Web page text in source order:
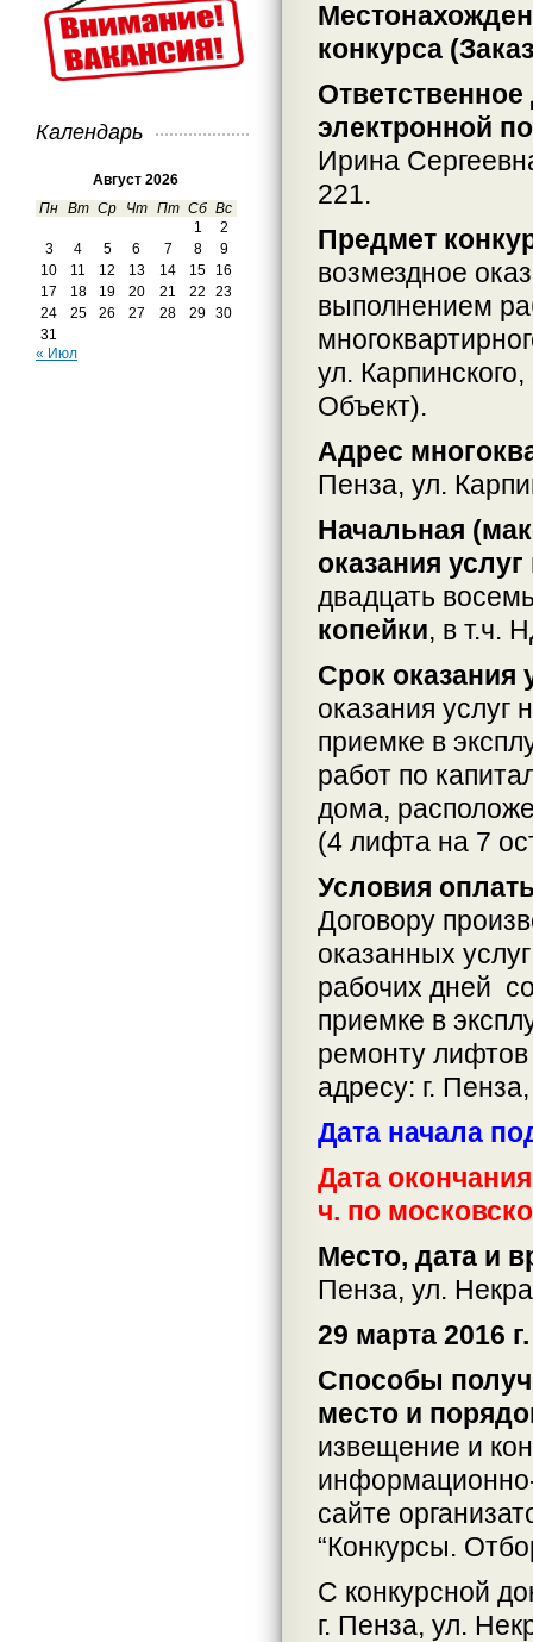
Календарь
Август 2026
Пн Вт Ср Чт Пт Сб Вс
1
2
3
4 5 6 7 8
9
10
11 12 13 14 15
16
17
18 19 20 21 22
23
24
25 26 27 28 29
30
31
« Июл
конкурса
электронной
Ирина
221.
Предмет
возмездное
выполнением
ул.
Объект).
Адрес
Пенза, ул.
Начальная
оказания
двадцать
копейки, в т.ч.
Срок оказания
оказания услуг
приемке в
работ по
дома,
(4 лифта на 7
Условия
Договору
оказанных
рабочих дней
приемке в
ремонту лифтов
адресу: г.
Дата начала
Дата
ч. по
Место, дата и
Пенза, ул.
29 марта 2016
Способы
место и
извещение и
сайте
“Конкурсы.
С конкурсной
г. Пенза, ул.